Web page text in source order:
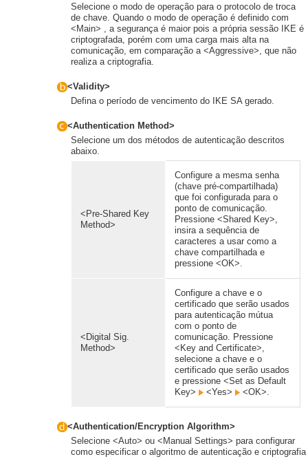
Selecione o modo de operação para o protocolo de troca
de chave. Quando o modo de operação é definido com
<Main> , a segurança é maior pois a própria sessão IKE é
criptografada, porém com uma carga mais alta na
comunicação, em comparação a <Aggressive>, que não
realiza a criptografia.
<Validity>
Defina o período de vencimento do IKE SA gerado.
<Authentication Method>
Selecione um dos métodos de autenticação descritos
abaixo.
<Pre-Shared Key
Method>
Configure a mesma senha
(chave pré-compartilhada)
que foi configurada para o
ponto de comunicação.
Pressione <Shared Key>,
insira a sequência de
caracteres a usar como a
chave compartilhada e
pressione <OK>.
<Digital Sig.
Method>
Configure a chave e o
certificado que serão usados
para autenticação mútua
com o ponto de
comunicação. Pressione
<Key and Certificate>,
selecione a chave e o
certificado que serão usados
e pressione <Set as Default
Key>
<Yes> <OK>.
<Authentication/Encryption Algorithm>
Selecione <Auto> ou <Manual Settings> para configurar
como especificar o algoritmo de autenticação e criptografia